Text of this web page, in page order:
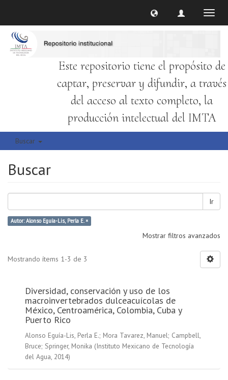
Este repositorio tiene el propósito de
captar, preservar y difundir, a través
del acceso al texto completo, la
producción intelectual del IMTA
Buscar
Buscar
Ir
Autor: Alonso Eguía-Lis, Perla E. ×
Mostrar filtros avanzados
Mostrando ítems 1-3 de 3
Diversidad, conservación y uso de los
macroinvertebrados dulceacuícolas de
México, Centroamérica, Colombia, Cuba y
Puerto Rico
Alonso Eguía-Lis, Perla E.; Mora Tavarez, Manuel; Campbell,
Bruce; Springer, Monika (Instituto Mexicano de Tecnología
del Agua, 2014)